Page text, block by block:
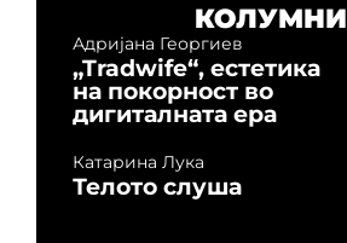
КОЛУМНИ
Адријана Георгиев
„Tradwife“, естетика
на покорност во
дигиталната ера
Катарина Лука
Телото слуша